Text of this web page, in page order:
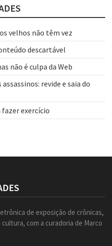
velhos não têm vez
descartável
não é culpa da Web
revide e saia do
exercício
de exposição de crônicas,
com a curadoria de Marco